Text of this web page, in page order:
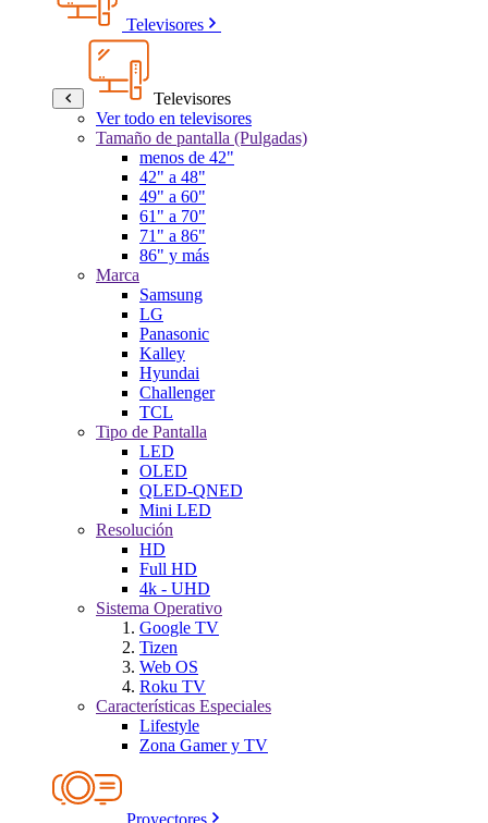
Televisores
Televisores
Ver todo en televisores
Tamaño de pantalla (Pulgadas)
menos de 42"
42" a 48"
49" a 60"
61" a 70"
71" a 86"
86" y más
Marca
Samsung
LG
Panasonic
Kalley
Hyundai
Challenger
TCL
Tipo de Pantalla
LED
OLED
QLED-QNED
Mini LED
Resolución
HD
Full HD
4k - UHD
Sistema Operativo
Google TV
Tizen
Web OS
Roku TV
Características Especiales
Lifestyle
Zona Gamer y TV
Proyectores